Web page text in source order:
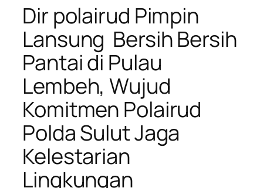
Dir polairud Pimpin
Lansung Bersih Bersih
Pantai di Pulau
Lembeh, Wujud
Komitmen Polairud
Polda Sulut Jaga
Kelestarian
Lingkungan